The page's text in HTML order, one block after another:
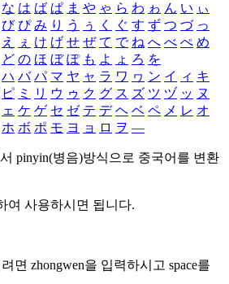
な は ば ぱ ま や ゃ ら わ ゎ ん い ぃ
び ぴ み り う ぅ く ぐ す ず つ づ っ
え ぇ け げ せ ぜ て で ね へ べ ぺ め
ど の ほ ぼ ぽ も よ ょ ろ を
ハ バ パ マ ヤ ャ ラ ワ ヮ ン イ ィ キ
ピ ミ リ ウ ゥ ク グ ス ズ ツ ヅ ッ ヌ
ェ ケ ゲ セ ゼ テ デ ヘ ベ ペ メ レ オ
ホ ボ ポ モ ヨ ョ ロ ヲ ―
pinyin(병음)방식으로 중국어를 변환
여 사용하시면 됩니다.
면 zhongwen을 입력하시고 space를